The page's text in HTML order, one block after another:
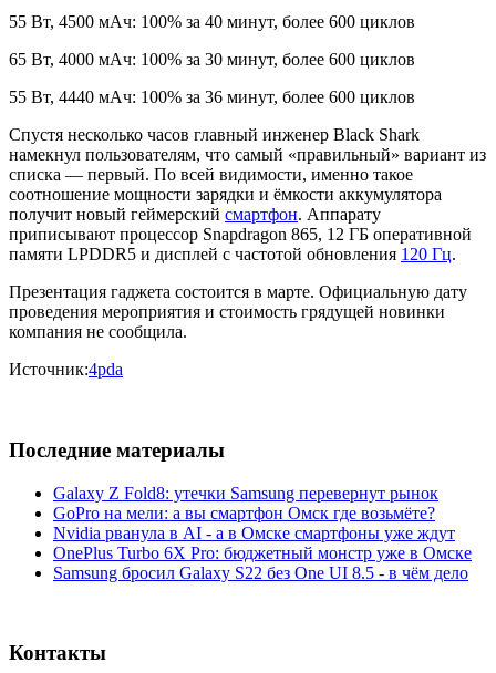
55 Вт, 4500 мАч: 100% за 40 минут, более 600 циклов
65 Вт, 4000 мАч: 100% за 30 минут, более 600 циклов
55 Вт, 4440 мАч: 100% за 36 минут, более 600 циклов
Спустя несколько часов главный инженер Black Shark
намекнул пользователям, что самый «правильный» вариант из
списка — первый. По всей видимости, именно такое
соотношение мощности зарядки и ёмкости аккумулятора
получит новый геймерский смартфон. Аппарату
приписывают процессор Snapdragon 865, 12 ГБ оперативной
памяти LPDDR5 и дисплей с частотой обновления 120 Гц.
Презентация гаджета состоится в марте. Официальную дату
проведения мероприятия и стоимость грядущей новинки
компания не сообщила.
Источник:4pda
Последние материалы
Galaxy Z Fold8: утечки Samsung перевернут рынок
GoPro на мели: а вы смартфон Омск где возьмёте?
Nvidia рванула в AI - а в Омске смартфоны уже ждут
OnePlus Turbo 6X Pro: бюджетный монстр уже в Омске
Samsung бросил Galaxy S22 без One UI 8.5 - в чём дело
Контакты